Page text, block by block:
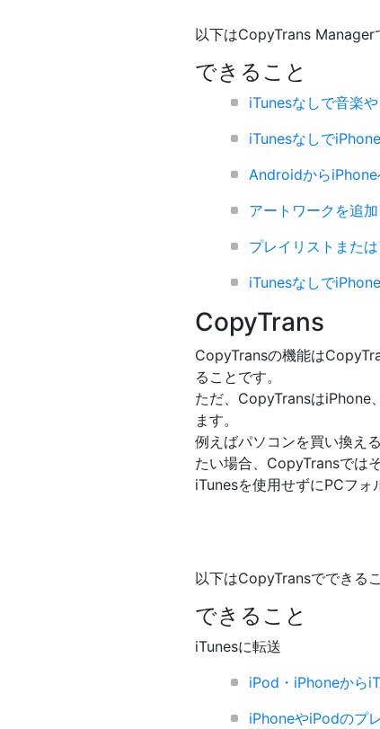
以下はCopyTrans Manager
できること
iTunesなしで音楽
iTunesなしで
AndroidからiPhone
アートワークを追
プレイリストまた
iTunesなしで
CopyTrans
CopyTransの機能は
ることです。
ただ、CopyTransはiPhone
ます。
例えばパソコンを買い換え
たい場合、CopyTransでは
iTunesを使用せずにPCフォ
以下はCopyTransでできる
できること
iTunesに転送
iPod・iPhoneから
iPhoneやiPodのプ